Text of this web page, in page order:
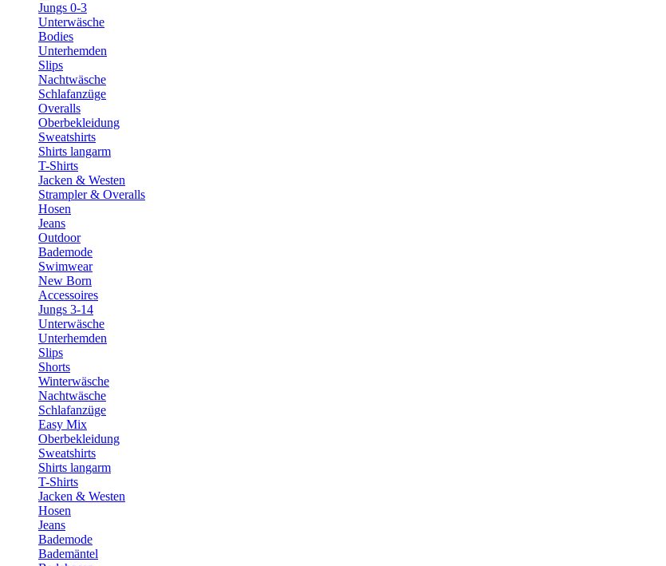
Jungs 0-3
Unterwäsche
Bodies
Unterhemden
Slips
Nachtwäsche
Schlafanzüge
Overalls
Oberbekleidung
Sweatshirts
Shirts langarm
T-Shirts
Jacken & Westen
Strampler & Overalls
Hosen
Jeans
Outdoor
Bademode
Swimwear
New Born
Accessoires
Jungs 3-14
Unterwäsche
Unterhemden
Slips
Shorts
Winterwäsche
Nachtwäsche
Schlafanzüge
Easy Mix
Oberbekleidung
Sweatshirts
Shirts langarm
T-Shirts
Jacken & Westen
Hosen
Jeans
Bademode
Bademäntel